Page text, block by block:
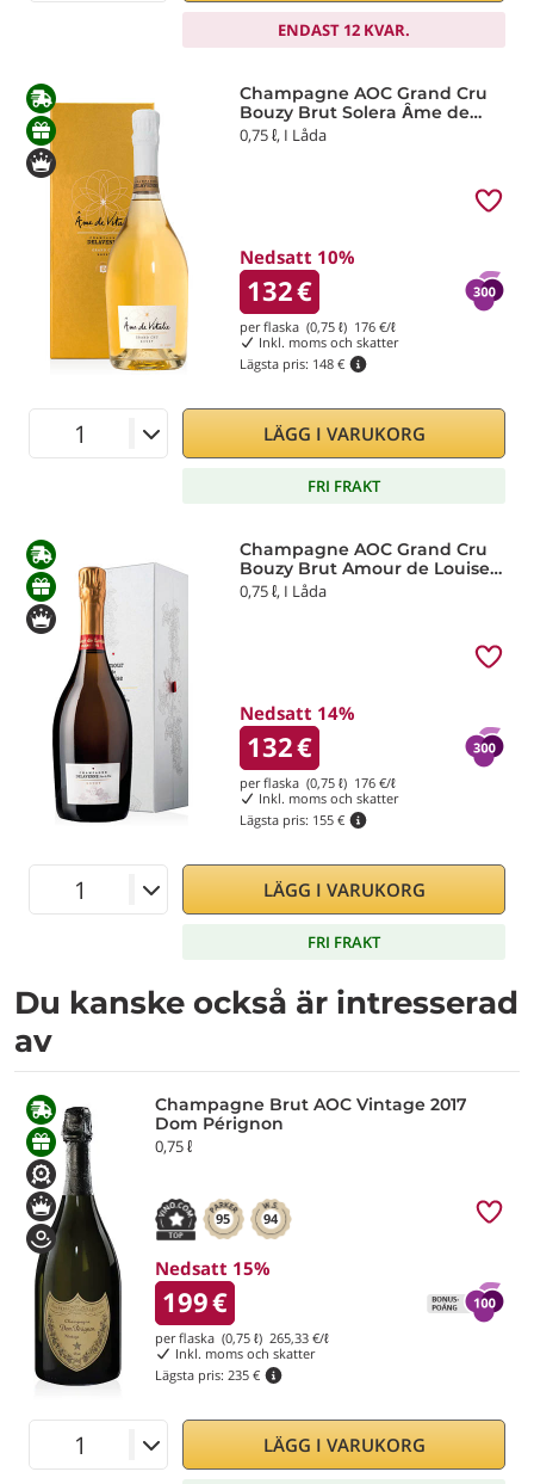
ENDAST 12 KVAR.
Champagne AOC Grand Cru
Bouzy Brut Solera Ȃme de
Vitalie Delavenne
0,75 ℓ, I Låda
Nedsatt 10%
132€
per flaska (0,75 ℓ) 176€/ℓ
Inkl. moms och skatter
Lägsta pris: 148 €
LÄGG I VARUKORG
FRI FRAKT
Champagne AOC Grand Cru
Bouzy Brut Amour de Louise
Delavenne
0,75 ℓ, I Låda
Nedsatt 14%
132€
per flaska (0,75 ℓ) 176€/ℓ
Inkl. moms och skatter
Lägsta pris: 155 €
LÄGG I VARUKORG
FRI FRAKT
Du kanske också är intresserad
av
Champagne Brut AOC Vintage 2017
Dom Pérignon
0,75 ℓ
95 94
Nedsatt 15%
199€
per flaska (0,75 ℓ) 265,33 €/ℓ
Inkl. moms och skatter
Lägsta pris: 235 €
LÄGG I VARUKORG